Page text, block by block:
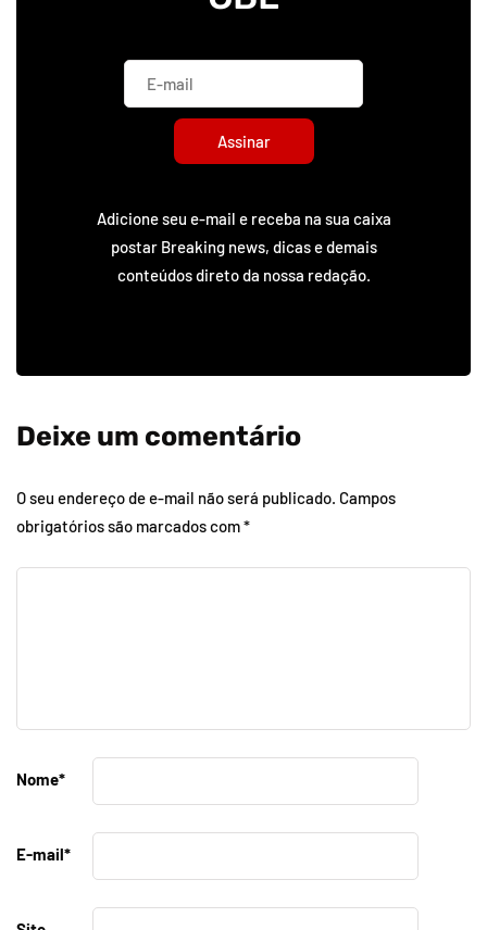
Assinar
Adicione seu e-mail e receba na sua caixa
postar Breaking news, dicas e demais
conteúdos direto da nossa redação.
Deixe um comentário
O seu endereço de e-mail não será publicado. Campos
obrigatórios são marcados com*
Nome*
E-mail*